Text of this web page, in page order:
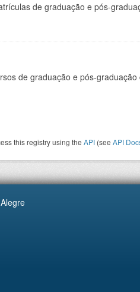
de graduação e pós-
de graduação e pós-graduação
this registry using the API (see API